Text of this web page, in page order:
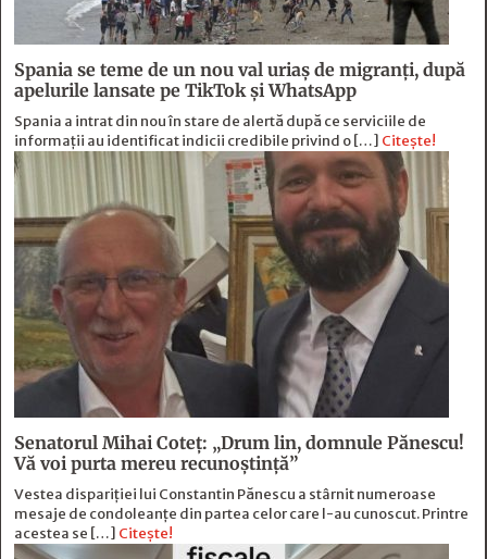
Spania se teme de un nou val uriaș de migranți, după
apelurile lansate pe TikTok și WhatsApp
Spania a intrat din nou în stare de alertă după ce serviciile de
informații au identificat indicii credibile privind o […] Citește!
Senatorul Mihai Coteț: „Drum lin, domnule Pănescu!
Vă voi purta mereu recunoștință”
Vestea dispariției lui Constantin Pănescu a stârnit numeroase
mesaje de condoleanțe din partea celor care l-au cunoscut. Printre
acestea se […] Citește!